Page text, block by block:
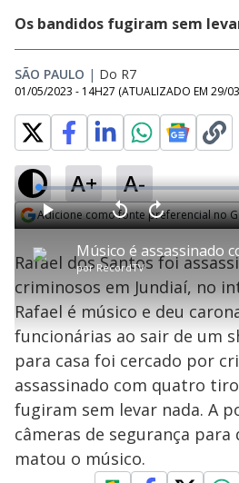
Os bandidos fugiram sem
SÃO PAULO | Do R7
01/05/2023 - 14H27 (ATUALIZADO EM 29/
A+ A-
Adicione como fonte preferencial no
P
l
a
y
por RecordTV
P V
t
a
r
0
e
g
n
d
s
A
n
a
1
u
n
o
s
M
u
d
o
L
o
a
d
e
:
3
.
1
5
%
Rafael dos Santos foi
criminosos em Jundiaí, no
Rafael é músico e deu
funcionárias ao sair de um
para casa foi cercado por
assassinado com quatro
fugiram sem levar nada. A
câmeras de segurança
matou o músico.